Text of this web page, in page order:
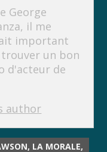
George
il me
important
un bon
d'acteur de
author
LA MORALE,